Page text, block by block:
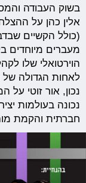
בשוק העבודה
אלין כהן על
(כולל הקשיים
מעברים מיוחדים
הוירטואלי שלו
לאחות הגדולה של
נכון, אור זוטי על
נכונה בעולמות
חברתית והקמת